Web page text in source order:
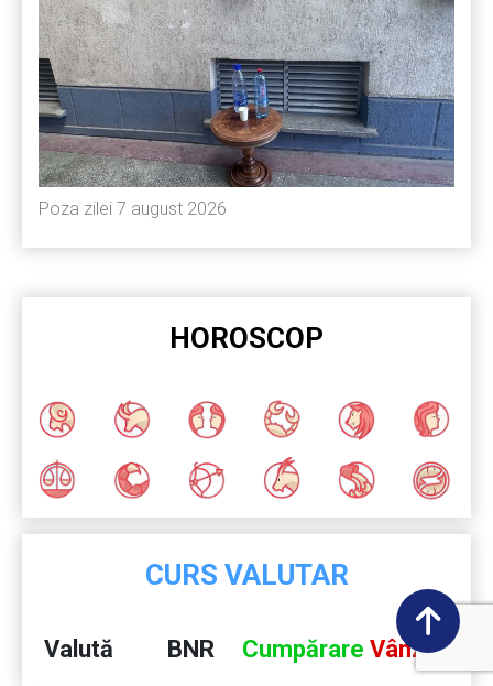
Poza zilei 7 august 2026
HOROSCOP
CURS VALUTAR
Valută BNR Cumpărare Vânzare